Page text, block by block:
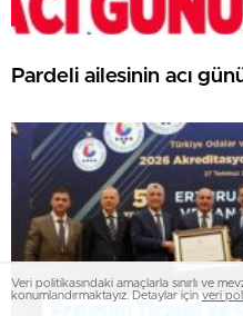
Pardeli ailesinin acı
Veri politikasındaki amaçlarla sınırlı ve
konumlandırmaktayız. Detaylar için veri